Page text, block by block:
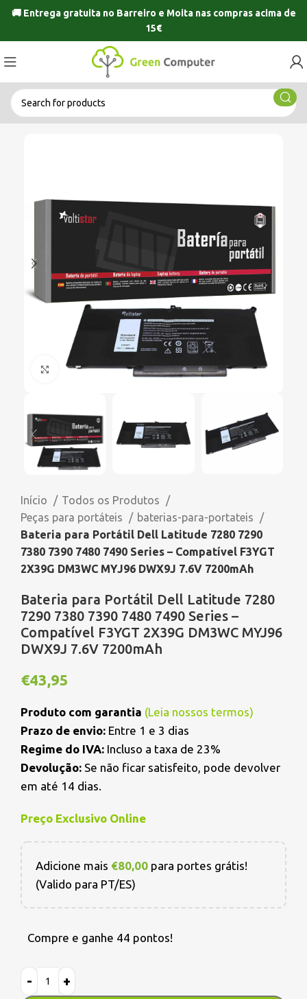
🚚 Entrega gratuita no Barreiro e Moitanas compras acima de
15€
Click to enlarge
Início
Todos os Produtos
Peças para portáteis
baterias-para-portateis
Bateria para Portátil Dell Latitude 7280 7290
7380 7390 7480 7490 Series – Compatível F3YGT
2X39G DM3WC MYJ96 DWX9J 7.6V 7200mAh
Bateria para Portátil Dell Latitude 7280
7290 7380 7390 7480 7490 Series –
Compatível F3YGT 2X39G DM3WC MYJ96
DWX9J 7.6V 7200mAh
€43,95
Produto com garantia (Leia nossos termos)
Prazo de envio: Entre 1 e 3 dias
Regime do IVA: Incluso a taxa de 23%
Devolução: Se não ficar satisfeito, pode devolver
em até 14 dias.
Preço Exclusivo Online
Adicione mais €80,00 para portes grátis!
(Valido para PT/ES)
Compre e ganhe 44 pontos!